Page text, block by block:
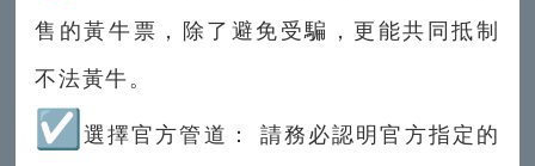
售的黃牛票，除了避免受騙，更能共同抵制
不法黃牛。
☑選擇官方管道： 請務必認明官方指定的